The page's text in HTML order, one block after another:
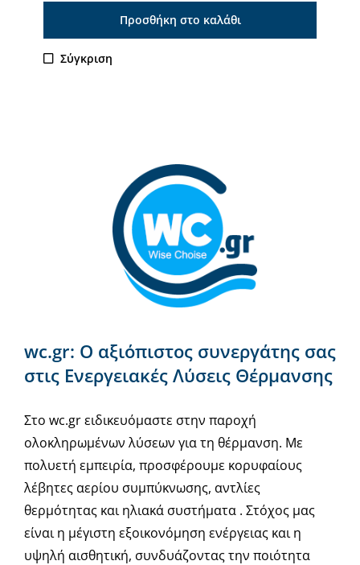
Προσθήκη στο καλάθι
Σύγκριση
wc.gr: Ο αξιόπιστος συνεργάτης σας
στις Ενεργειακές Λύσεις Θέρμανσης
Στο wc.gr ειδικευόμαστε στην παροχή
ολοκληρωμένων λύσεων για τη θέρμανση. Με
πολυετή εμπειρία, προσφέρουμε κορυφαίους
λέβητες αερίου συμπύκνωσης, αντλίες
θερμότητας και ηλιακά συστήματα . Στόχος μας
είναι η μέγιστη εξοικονόμηση ενέργειας και η
υψηλή αισθητική, συνδυάζοντας την ποιότητα